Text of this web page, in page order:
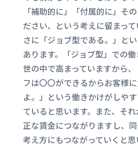
「補助的に」「付属的に」そ
ださい、という考えに留まっ
さに「ジョブ型である。」と
あります。「ジョブ型」での
世の中で高まっていますから
フは〇〇ができるからお客様
よ。」という働きかけがしや
ていると思います。また、そ
正な賃金につながりますし、
考え方にもつながっていくと思